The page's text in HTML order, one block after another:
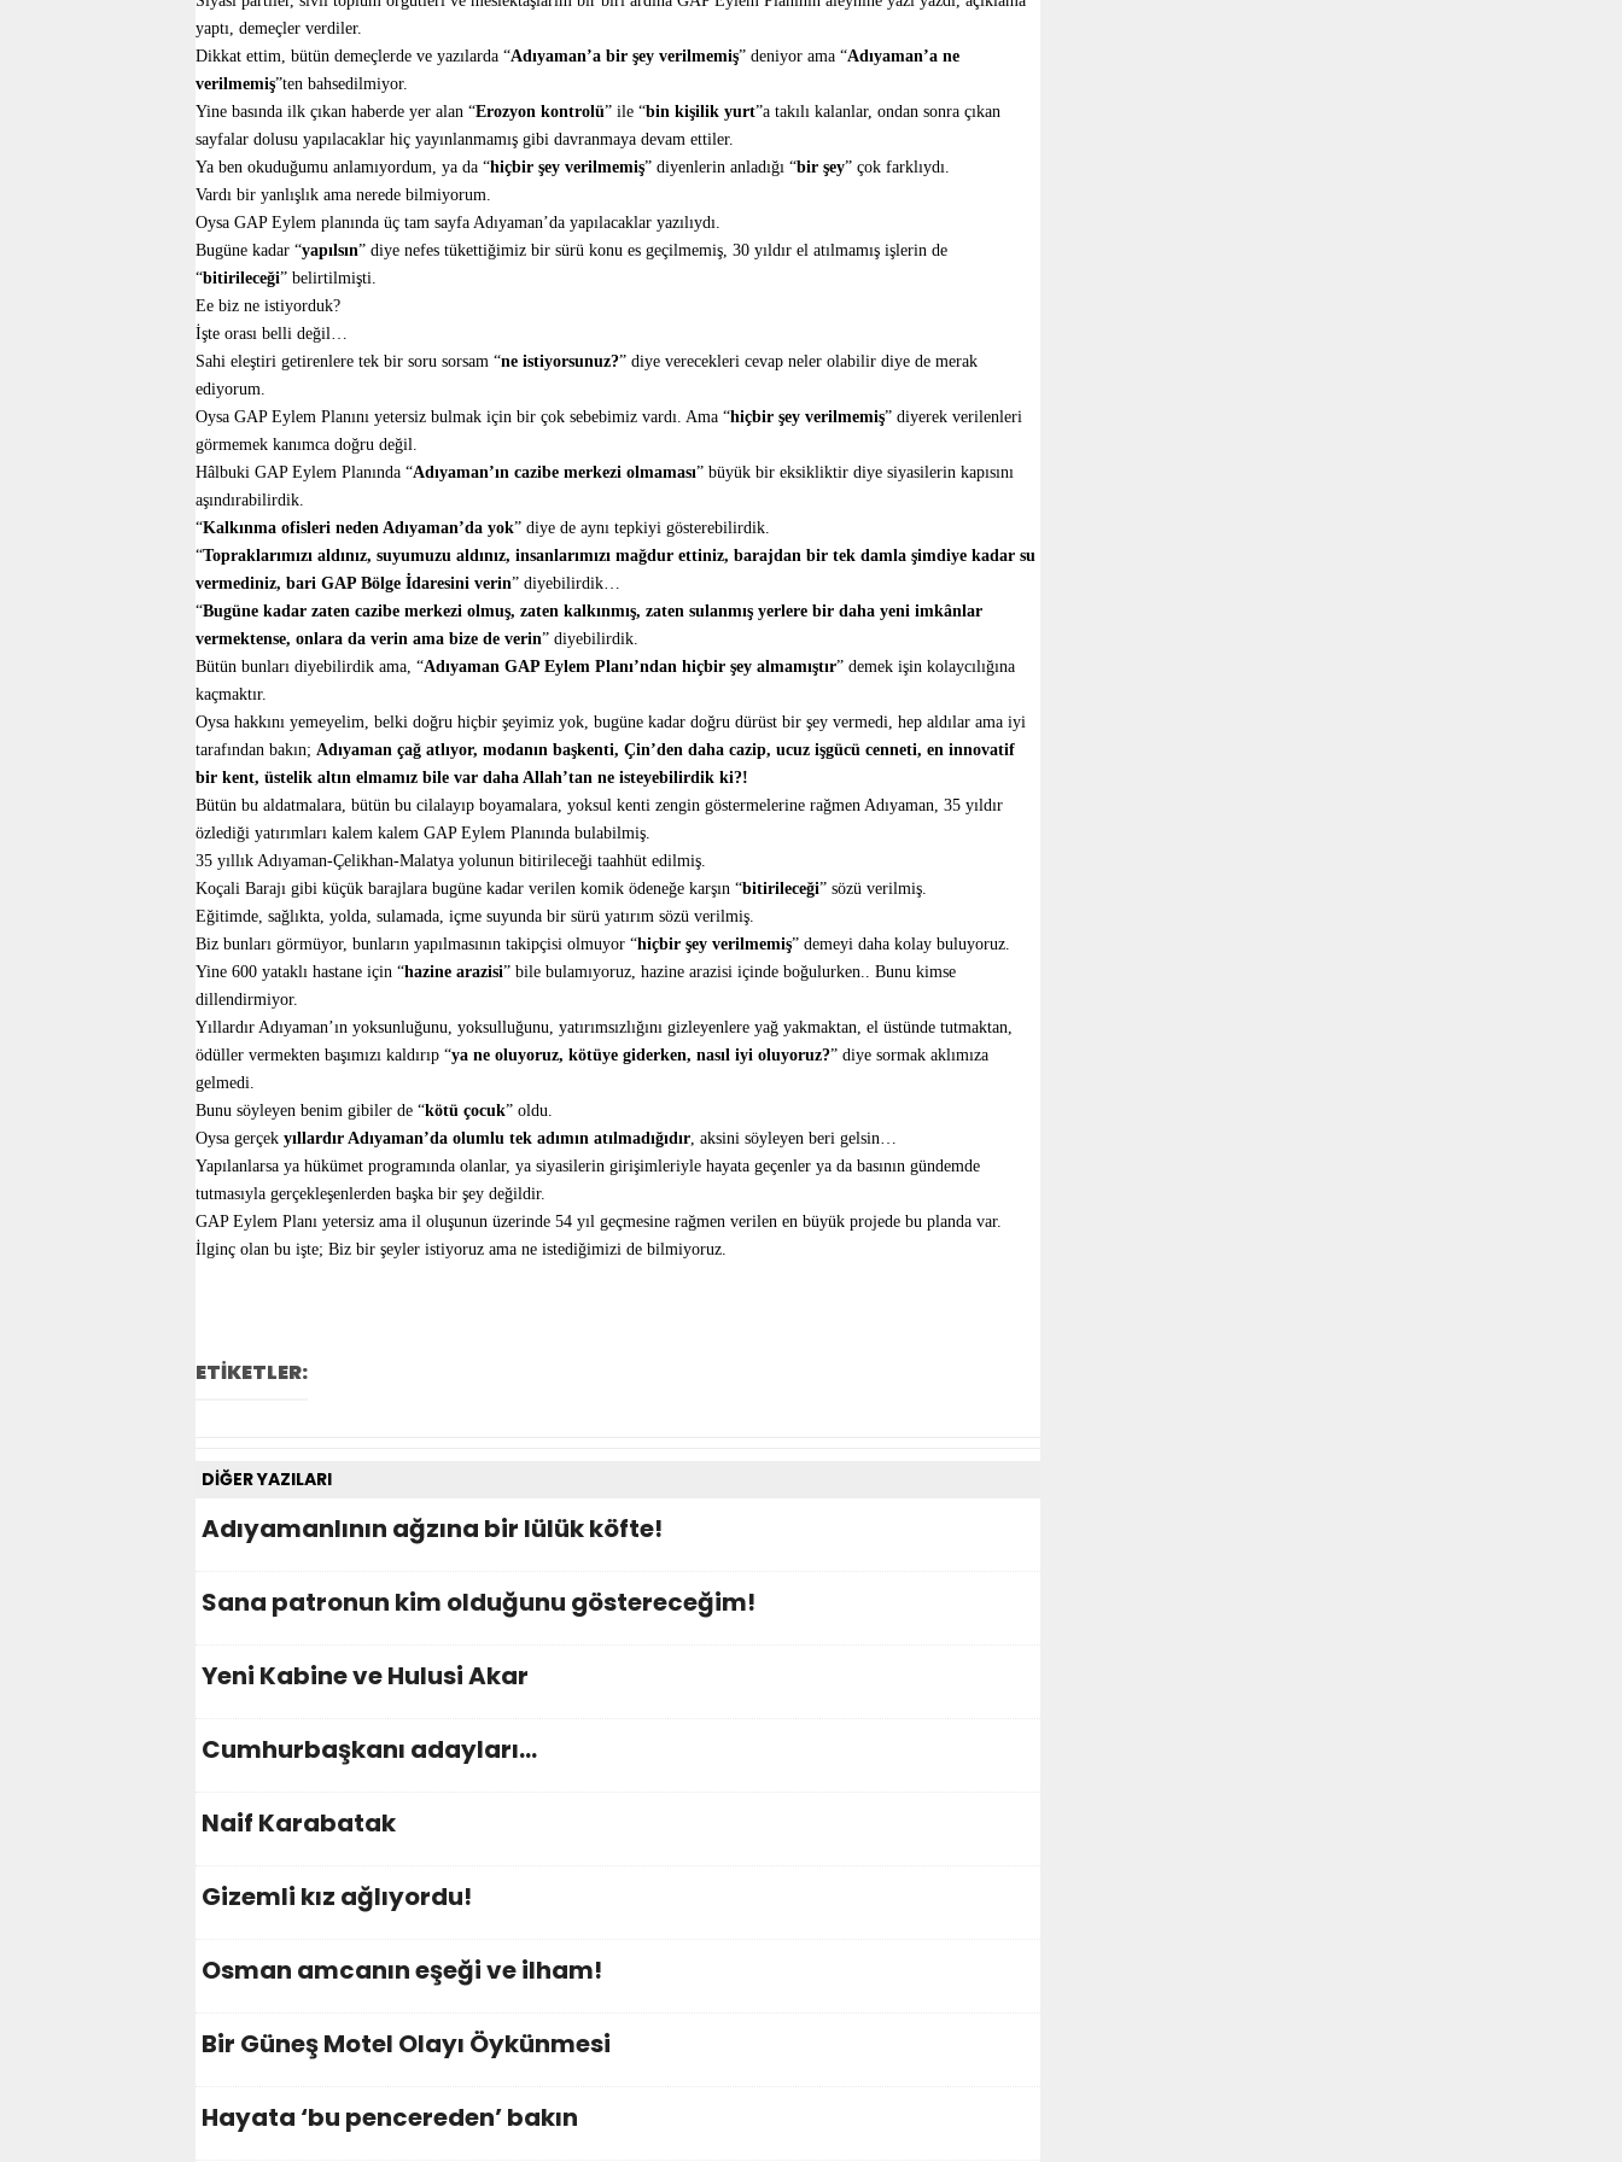
yaptı, demeçler verdiler.
Dikkat ettim, bütün demeçlerde ve yazılarda “Adıyaman’a bir şey verilmemiş” deniyor ama “Adıyaman’a ne
verilmemiş”ten bahsedilmiyor.
Yine basında ilk çıkan haberde yer alan “Erozyon kontrolü” ile “bin kişilik yurt”a takılı kalanlar, ondan sonra çıkan
sayfalar dolusu yapılacaklar hiç yayınlanmamış gibi davranmaya devam ettiler.
Ya ben okuduğumu anlamıyordum, ya da “hiçbir şey verilmemiş” diyenlerin anladığı “bir şey” çok farklıydı.
Vardı bir yanlışlık ama nerede bilmiyorum.
Oysa GAP Eylem planında üç tam sayfa Adıyaman’da yapılacaklar yazılıydı.
Bugüne kadar “yapılsın” diye nefes tükettiğimiz bir sürü konu es geçilmemiş, 30 yıldır el atılmamış işlerin de
“bitirileceği” belirtilmişti.
Ee biz ne istiyorduk?
İşte orası belli değil…
Sahi eleştiri getirenlere tek bir soru sorsam “ne istiyorsunuz?” diye verecekleri cevap neler olabilir diye de merak
ediyorum.
Oysa GAP Eylem Planını yetersiz bulmak için bir çok sebebimiz vardı. Ama “hiçbir şey verilmemiş” diyerek verilenleri
görmemek kanımca doğru değil.
Hâlbuki GAP Eylem Planında “Adıyaman’ın cazibe merkezi olmaması” büyük bir eksikliktir diye siyasilerin kapısını
aşındırabilirdik.
“Kalkınma ofisleri neden Adıyaman’da yok” diye de aynı tepkiyi gösterebilirdik.
“Topraklarımızı aldınız, suyumuzu aldınız, insanlarımızı mağdur ettiniz, barajdan bir tek damla şimdiye kadar su
vermediniz, bari GAP Bölge İdaresini verin” diyebilirdik…
“Bugüne kadar zaten cazibe merkezi olmuş, zaten kalkınmış, zaten sulanmış yerlere bir daha yeni imkânlar
vermektense, onlara da verin ama bize de verin” diyebilirdik.
Bütün bunları diyebilirdik ama, “Adıyaman GAP Eylem Planı’ndan hiçbir şey almamıştır” demek işin kolaycılığına
kaçmaktır.
Oysa hakkını yemeyelim, belki doğru hiçbir şeyimiz yok, bugüne kadar doğru dürüst bir şey vermedi, hep aldılar ama iyi
tarafından bakın; Adıyaman çağ atlıyor, modanın başkenti, Çin’den daha cazip, ucuz işgücü cenneti, en innovatif
bir kent, üstelik altın elmamız bile var daha Allah’tan ne isteyebilirdik ki?!
Bütün bu aldatmalara, bütün bu cilalayıp boyamalara, yoksul kenti zengin göstermelerine rağmen Adıyaman, 35 yıldır
özlediği yatırımları kalem kalem GAP Eylem Planında bulabilmiş.
35 yıllık Adıyaman-Çelikhan-Malatya yolunun bitirileceği taahhüt edilmiş.
Koçali Barajı gibi küçük barajlara bugüne kadar verilen komik ödeneğe karşın “bitirileceği” sözü verilmiş.
Eğitimde, sağlıkta, yolda, sulamada, içme suyunda bir sürü yatırım sözü verilmiş.
Biz bunları görmüyor, bunların yapılmasının takipçisi olmuyor “hiçbir şey verilmemiş” demeyi daha kolay buluyoruz.
Yine 600 yataklı hastane için “hazine arazisi” bile bulamıyoruz, hazine arazisi içinde boğulurken.. Bunu kimse
dillendirmiyor.
Yıllardır Adıyaman’ın yoksunluğunu, yoksulluğunu, yatırımsızlığını gizleyenlere yağ yakmaktan, el üstünde tutmaktan,
ödüller vermekten başımızı kaldırıp “ya ne oluyoruz, kötüye giderken, nasıl iyi oluyoruz?” diye sormak aklımıza
gelmedi.
Bunu söyleyen benim gibiler de “kötü çocuk” oldu.
Oysa gerçek yıllardır Adıyaman’da olumlu tek adımın atılmadığıdır, aksini söyleyen beri gelsin…
Yapılanlarsa ya hükümet programında olanlar, ya siyasilerin girişimleriyle hayata geçenler ya da basının gündemde
tutmasıyla gerçekleşenlerden başka bir şey değildir.
GAP Eylem Planı yetersiz ama il oluşunun üzerinde 54 yıl geçmesine rağmen verilen en büyük projede bu planda var.
İlginç olan bu işte; Biz bir şeyler istiyoruz ama ne istediğimizi de bilmiyoruz.
ETİKETLER:
DİĞER YAZILARI
Adıyamanlının ağzına bir lülük köfte!
Sana patronun kim olduğunu göstereceğim!
Yeni Kabine ve Hulusi Akar
Cumhurbaşkanı adayları…
Naif Karabatak
Gizemli kız ağlıyordu!
Osman amcanın eşeği ve ilham!
Bir Güneş Motel Olayı Öykünmesi
Hayata ‘bu pencereden’ bakın